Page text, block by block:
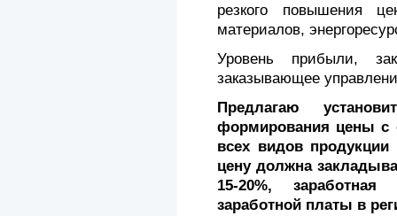
резкого повышения
материалов,
Уровень прибыли,
заказывающее
Предлагаю
формирования цены с
всех видов
цену должна
15-20%,
заработной платы в